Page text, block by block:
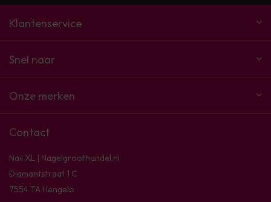
Klantenservice
Snel naar
Onze merken
Contact
Nail XL | Nagelgroothandel.nl
Diamantstraat 1 C
7554 TA Hengelo